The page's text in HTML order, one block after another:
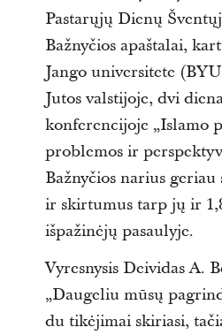
Pastarųjų Dienų
Bažnyčios apaštalai,
Jango universitete
Jutos valstijoje, dvi
konferencijoje „Islamo
problemos ir
Bažnyčios narius
ir skirtumus tarp jų ir
išpažinėjų pasaulyje.
Vyresnysis Deividas A.
„Daugeliu mūsų
du tikėjimai skiriasi,